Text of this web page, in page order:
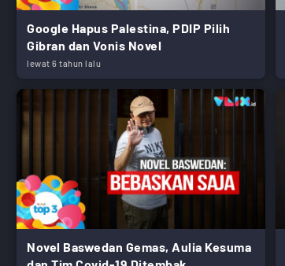
Google Hapus Palestina, PDIP Pilih
Gibran dan Vonis Novel
lewat 6 tahun lalu
Novel Baswedan Gemas, Aulia Kesuma